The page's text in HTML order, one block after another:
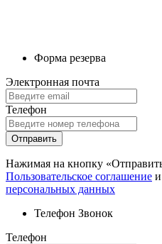
Форма резерва
Электронная почта
Телефон
Отправить
Нажимая на кнопку
Пользовательское соглашение и
персональных данных
Телефон Звонок
Телефон